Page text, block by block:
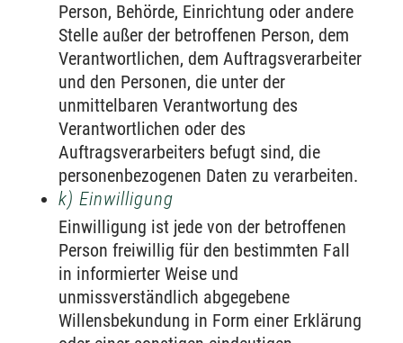
Person, Behörde, Einrichtung oder andere
Stelle außer der betroffenen Person, dem
Verantwortlichen, dem Auftragsverarbeiter
und den Personen, die unter der
unmittelbaren Verantwortung des
Verantwortlichen oder des
Auftragsverarbeiters befugt sind, die
personenbezogenen Daten zu verarbeiten.
k) Einwilligung
Einwilligung ist jede von der betroffenen
Person freiwillig für den bestimmten Fall
in informierter Weise und
unmissverständlich abgegebene
Willensbekundung in Form einer Erklärung